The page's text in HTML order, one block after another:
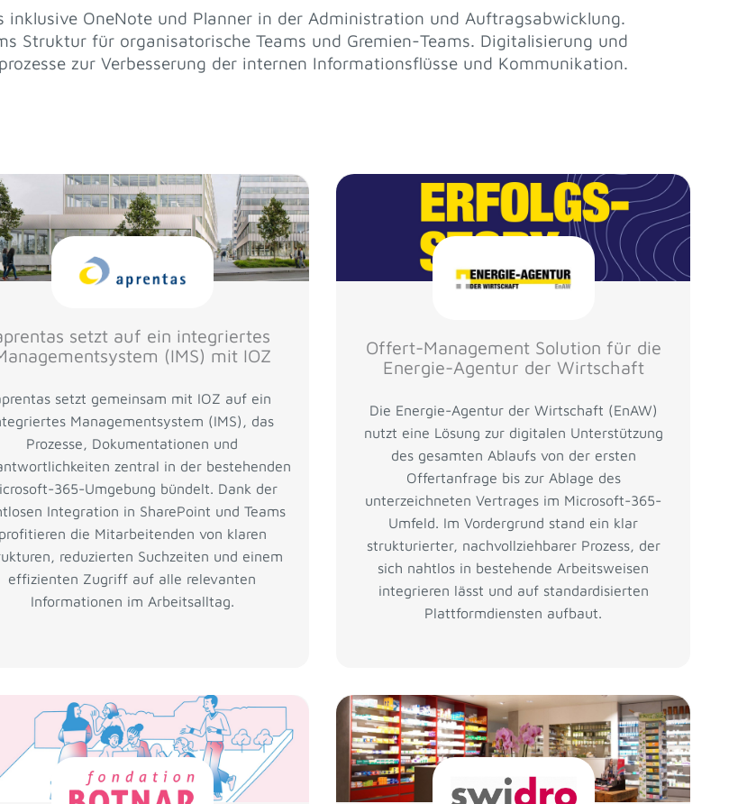
OneNote und Planner in der Administration und Auftragsabwicklung.
Struktur für organisatorische Teams und Gremien-Teams. Digitalisierung und
zur Verbesserung der internen Informationsflüsse und Kommunikation.
setzt auf ein integriertes
(IMS) mit IOZ
setzt gemeinsam mit IOZ auf ein
Managementsystem (IMS), das
Prozesse, Dokumentationen und
zentral in der bestehenden
365-Umgebung bündelt. Dank der
Integration in SharePoint und Teams
profitieren die Mitarbeitenden von klaren
reduzierten Suchzeiten und einem
effizienten Zugriff auf alle relevanten
Informationen im Arbeitsalltag.
Offert-Management Solution für die
Energie-Agentur der Wirtschaft
Die Energie-Agentur der Wirtschaft (EnAW)
nutzt eine Lösung zur digitalen Unterstützung
des gesamten Ablaufs von der ersten
Offertanfrage bis zur Ablage des
unterzeichneten Vertrages im Microsoft-365-
Umfeld. Im Vordergrund stand ein klar
strukturierter, nachvollziehbarer Prozess, der
sich nahtlos in bestehende Arbeitsweisen
integrieren lässt und auf standardisierten
Plattformdiensten aufbaut.